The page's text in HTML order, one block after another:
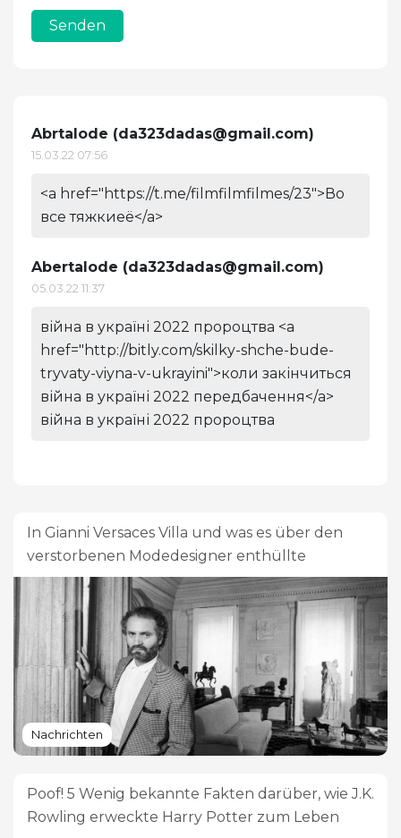
Senden
Abrtalode (da323dadas@gmail.com)
15.03.22 07:56
<a href="https://t.me/filmfilmfilmes/23">Во
все тяжкиеё</a>
Abertalode (da323dadas@gmail.com)
05.03.22 11:37
війна в україні 2022 пророцтва <a
href="http://bitly.com/skilky-shche-bude-
tryvaty-viyna-v-ukrayini">коли закінчиться
війна в україні 2022 передбачення</a>
війна в україні 2022 пророцтва
In Gianni Versaces Villa und was es über den
verstorbenen Modedesigner enthüllte
Nachrichten
Poof! 5 Wenig bekannte Fakten darüber, wie J.K.
Rowling erweckte Harry Potter zum Leben